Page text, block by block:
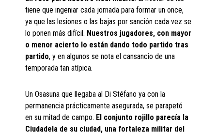
tiene que ingeniar cada jornada para formar un once,
ya que las lesiones o las bajas por sanción cada vez se
lo ponen más difícil. Nuestros jugadores, con mayor
o menor acierto lo están dando todo partido tras
partido, y en algunos se nota el cansancio de una
temporada tan atípica.
Un Osasuna que llegaba al Di Stéfano ya con la
permanencia prácticamente asegurada, se parapetó
en su mitad de campo. El conjunto rojillo parecía la
Ciudadela de su ciudad, una fortaleza militar del